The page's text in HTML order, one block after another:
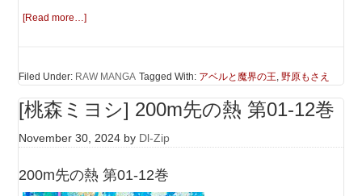
[Read more…]
Filed Under: RAW MANGA Tagged With: アベルと魔界の王,野原もさえ
[桃森ミヨシ] 200m先の熱 第01-12巻
November 30, 2024 by Dl-Zip
200m先の熱 第01-12巻